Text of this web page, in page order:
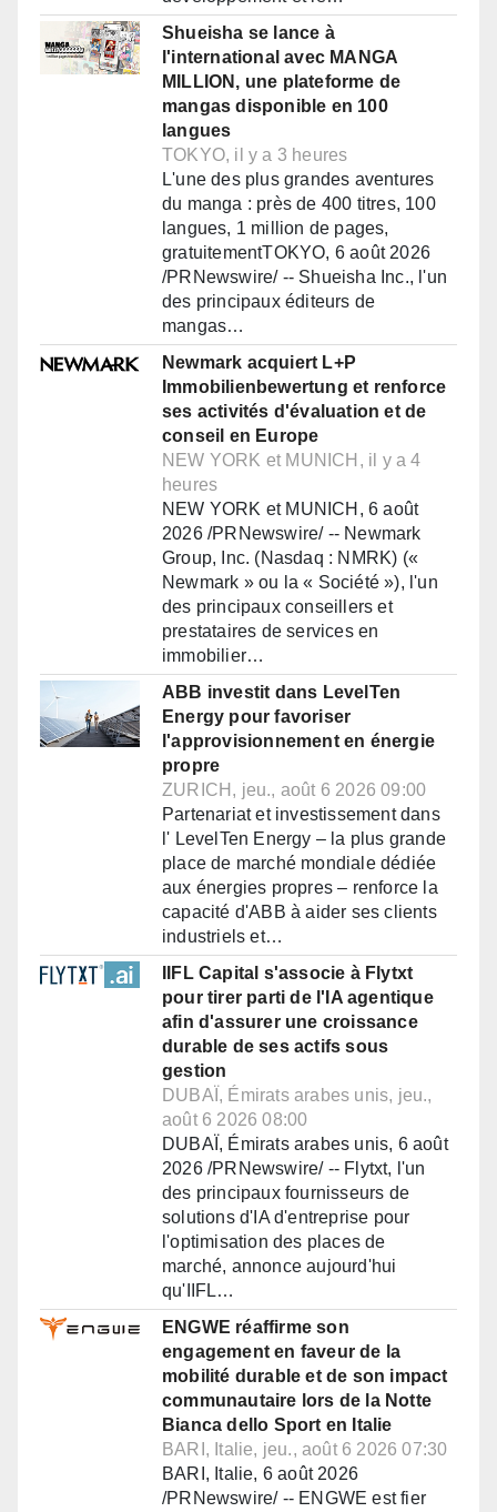
Shueisha se lance à
l'international avec MANGA
MILLION, une plateforme de
mangas disponible en 100
langues
TOKYO, il y a 3 heures
L'une des plus grandes aventures
du manga : près de 400 titres, 100
langues, 1 million de pages,
gratuitementTOKYO, 6 août 2026
/PRNewswire/ -- Shueisha Inc., l'un
des principaux éditeurs de
mangas…
Newmark acquiert L+P
Immobilienbewertung et renforce
ses activités d'évaluation et de
conseil en Europe
NEW YORK et MUNICH, il y a 4
heures
NEW YORK et MUNICH, 6 août
2026 /PRNewswire/ -- Newmark
Group, Inc. (Nasdaq : NMRK) («
Newmark » ou la « Société »), l'un
des principaux conseillers et
prestataires de services en
immobilier…
ABB investit dans LevelTen
Energy pour favoriser
l'approvisionnement en énergie
propre
ZURICH, jeu., août 6 2026 09:00
Partenariat et investissement dans
l' LevelTen Energy – la plus grande
place de marché mondiale dédiée
aux énergies propres – renforce la
capacité d'ABB à aider ses clients
industriels et…
IIFL Capital s'associe à Flytxt
pour tirer parti de l'IA agentique
afin d'assurer une croissance
durable de ses actifs sous
gestion
DUBAÏ, Émirats arabes unis, jeu.,
août 6 2026 08:00
DUBAÏ, Émirats arabes unis, 6 août
2026 /PRNewswire/ -- Flytxt, l'un
des principaux fournisseurs de
solutions d'IA d'entreprise pour
l'optimisation des places de
marché, annonce aujourd'hui
qu'IIFL…
ENGWE réaffirme son
engagement en faveur de la
mobilité durable et de son impact
communautaire lors de la Notte
Bianca dello Sport en Italie
BARI, Italie, jeu., août 6 2026 07:30
BARI, Italie, 6 août 2026
/PRNewswire/ -- ENGWE est fier